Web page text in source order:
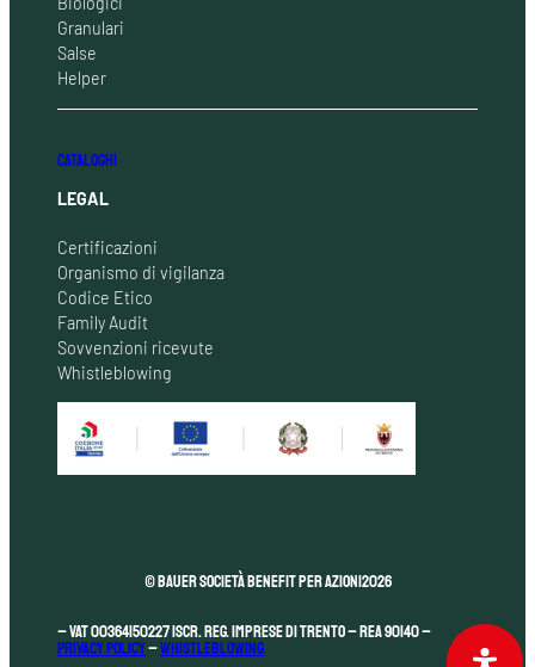
Granulari
Salse
Helper
CATALOGHI
LEGAL
Certificazioni
Organismo di vigilanza
Codice Etico
Family Audit
Sovvenzioni ricevute
Whistleblowing
© Bauer Società Benefit per Azioni2026
– VAT 00364150227 Iscr. Reg. Imprese di Trento – REA 90140 –
Privacy Policy–Whistleblowing